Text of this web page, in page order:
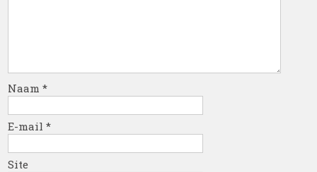
Naam*
E-mail*
Site